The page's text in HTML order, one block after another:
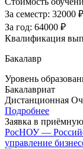
За семестр: 32000 ₽
За год: 64000 ₽
Квалификация
Бакалавр
Уровень
Бакалавриат
Дистанционная
Подробнее
Заявка в
РосНОУ —
управление